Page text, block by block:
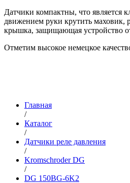
Датчики компактны, что является
движением руки крутить маховик,
крышка, защищающая устройство
Отметим высокое немецкое
Главная
/
Каталог
/
Датчики реле давления
/
Kromschroder DG
/
DG 150BG-6K2